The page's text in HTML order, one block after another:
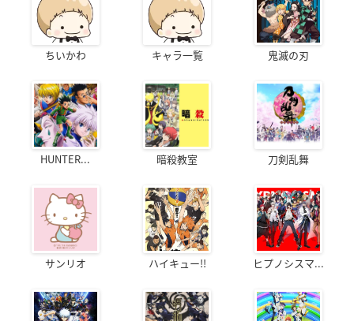
ちいかわ キャラ一覧 鬼滅の刃
HUNTER... 暗殺教室 刀剣乱舞
サンリオ ハイキュー!! ヒプノシスマ...